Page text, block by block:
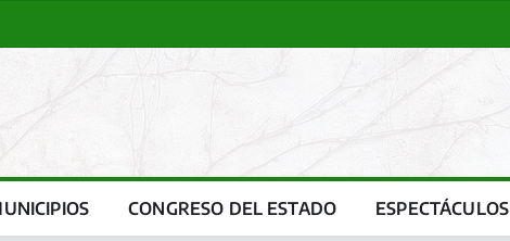
CONGRESO DEL ESTADO ESPECTÁCULOS